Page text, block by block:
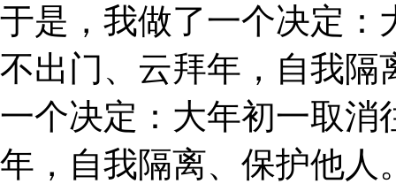
于是，我做了一个决定：
不出门、云拜年，自我隔
一个决定：大年初一取消
年，自我隔离、保护他人